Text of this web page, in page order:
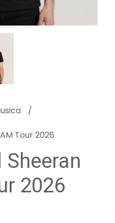
Tour 2026
Sheeran
2026